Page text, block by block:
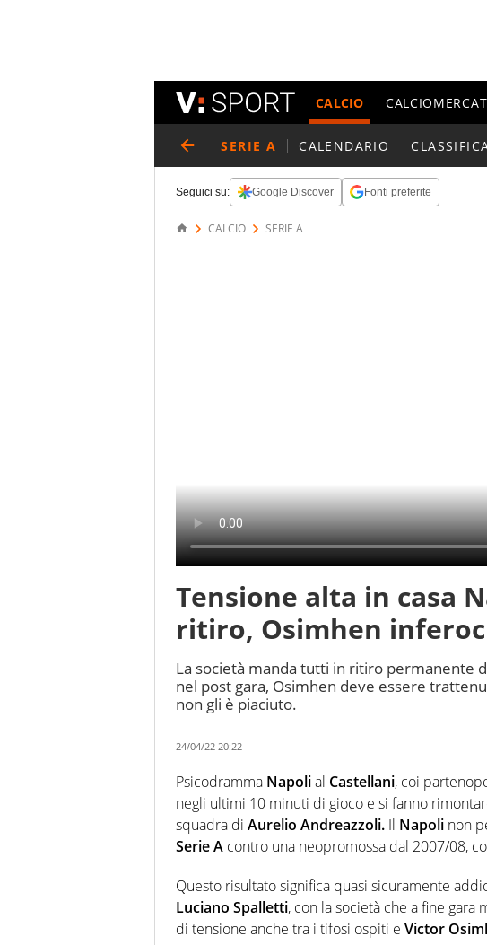
CALCIO
SERIE A CALENDARIO
Seguici su: Google Discover Fonti preferite
CALCIO SERIE A
Tensione alta in casa
ritiro, Osimhen
La società manda tutti in ritiro permanente
nel post gara, Osimhen deve essere
non gli è piaciuto.
24/04/22 20:22
Psicodramma Napolial Castellani, coi
negli ultimi 10 minuti di gioco e si fanno
squadra di Aurelio Andreazzoli. Il Napoli non
Serie A contro una neopromossa dal 2007/08,
Questo risultato significa quasi sicuramente
Luciano Spalletti, con la società che a fine
di tensione anche tra i tifosi ospiti e Victor